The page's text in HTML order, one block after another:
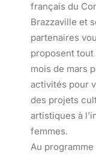
français du
Brazzaville et
partenaires
proposent tout
mois de mars
activités pour
des projets
artistiques à
femmes.
Au programme